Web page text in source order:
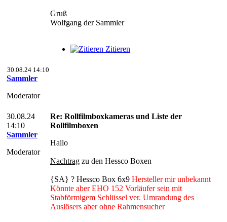
Gruß
Wolfgang der Sammler
Zitieren
30.08.24 14:10
Sammler
Moderator
30.08.24
14:10
Sammler
Moderator
Re: Rollfilmboxkameras und Liste der
Rollfilmboxen
Hallo
Nachtrag zu den Hessco Boxen
{SA} ? Hessco Box 6x9 Hersteller mir unbekannt
Könnte aber EHO 152 Vorläufer sein mit
Stabförmigem Schlüssel ver. Umrandung des
Auslösers aber ohne Rahmensucher